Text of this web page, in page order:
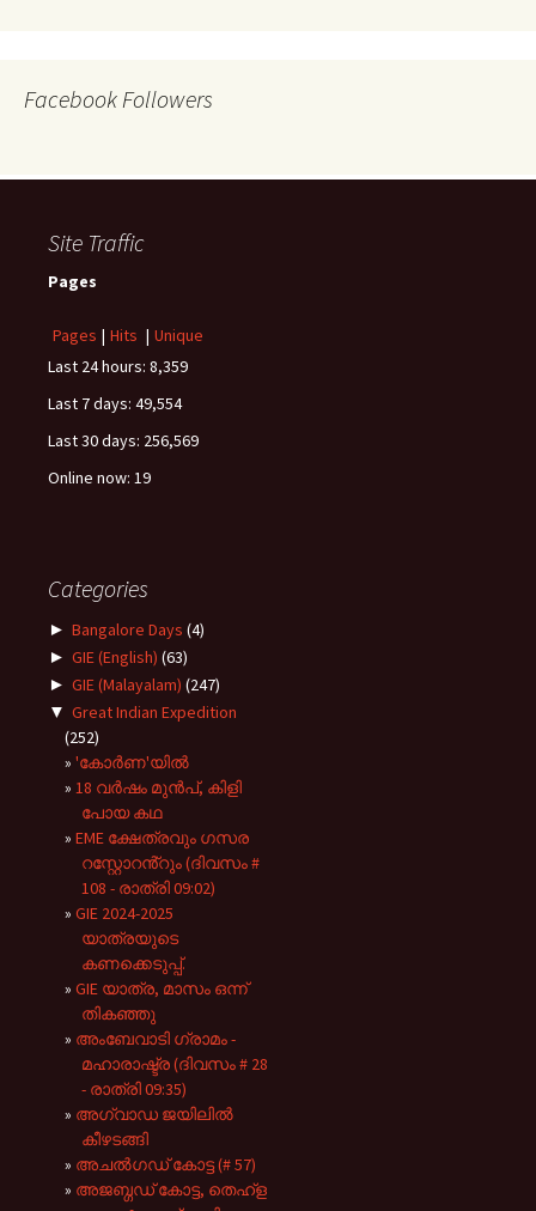
Facebook Followers
Site Traffic
Pages
Pages | Hits | Unique
Last 24 hours: 8,359
Last 7 days: 49,554
Last 30 days: 256,569
Online now: 19
Categories
► Bangalore Days (4)
► GIE (English) (63)
► GIE (Malayalam) (247)
▼ Great Indian Expedition
(252)
'കോർണ'യിൽ
18 വർഷം മുൻപ്, കിളി
പോയ കഥ
EME ക്ഷേത്രവും ഗസര
റസ്റ്റോറൻ്റും (ദിവസം #
108 - രാത്രി 09:02)
GIE 2024-2025
യാത്രയുടെ
കണക്കെടുപ്പ്.
GIE യാത്ര, മാസം ഒന്ന്
തികഞ്ഞു
അംബേവാടി ഗ്രാമം -
മഹാരാഷ്ട്ര (ദിവസം # 28
- രാത്രി 09:35)
അഗ്വാഡ ജയിലിൽ
കീഴടങ്ങി
അചൽഗഡ് കോട്ട (# 57)
അജബ്ഗഡ് കോട്ട, തെഹ്ള